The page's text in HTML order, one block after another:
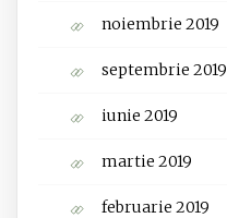
noiembrie 2019
septembrie 2019
iunie 2019
martie 2019
februarie 2019